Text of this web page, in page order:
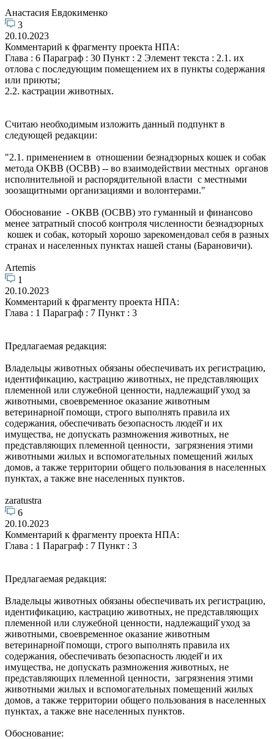
Анастасия Евдокименко
3
20.10.2023
Комментарий к фрагменту проекта НПА:
Глава : 6 Параграф : 30 Пункт : 2 Элемент текста : 2.1. их
отлова с последующим помещением их в пункты содержания
или приюты;
2.2. кастрации животных.
Считаю необходимым изложить данный подпункт в
следующей редакции:
"2.1. применением в отношении безнадзорных кошек и собак
метода ОКВВ (ОСВВ) -- во взаимодействии местных органов
исполнительной и распорядительной власти с местными
зоозащитными организациями и волонтерами."
Обоснование - ОКВВ (ОСВВ) это гуманный и финансово
менее затратный способ контроля численности безнадзорных
кошек и собак, который хорошо зарекомендовал себя в разных
странах и населенных пунктах нашей станы (Барановичи).
Artemis
1
20.10.2023
Комментарий к фрагменту проекта НПА:
Глава : 1 Параграф : 7 Пункт : 3
Предлагаемая редакция:
Владельцы животных обязаны обеспечивать их регистрацию,
идентификацию, кастрацию животных, не представляющих
племенной или служебной ценности, надлежащий̆ уход за
животными, своевременное оказание животным
ветеринарной̆ помощи, строго выполнять правила их
содержания, обеспечивать безопасность людей̆ и их
имущества, не допускать размножения животных, не
представляющих племенной ценности, загрязнения этими
животными жилых и вспомогательных помещений жилых
домов, а также территории общего пользования в населенных
пунктах, а также вне населенных пунктов.
zaratustra
6
20.10.2023
Комментарий к фрагменту проекта НПА:
Глава : 1 Параграф : 7 Пункт : 3
Предлагаемая редакция:
Владельцы животных обязаны обеспечивать их регистрацию,
идентификацию, кастрацию животных, не представляющих
племенной или служебной ценности, надлежащий̆ уход за
животными, своевременное оказание животным
ветеринарной̆ помощи, строго выполнять правила их
содержания, обеспечивать безопасность людей̆ и их
имущества, не допускать размножения животных, не
представляющих племенной ценности, загрязнения этими
животными жилых и вспомогательных помещений жилых
домов, а также территории общего пользования в населенных
пунктах, а также вне населенных пунктов.
Обоснование: